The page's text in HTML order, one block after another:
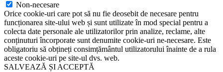
Non-necesare
Orice cookie-uri care pot să nu fie deosebit de necesare pentru
funcționarea site-ului web și sunt utilizate în mod special pentru a
colecta date personale ale utilizatorilor prin analize, reclame, alte
conținuturi încorporate sunt denumite cookie-uri ne-necesare. Este
obligatoriu să obțineți consimțământul utilizatorului înainte de a rula
aceste cookie-uri pe site-ul dvs. web.
SALVEAZĂ ȘI ACCEPTĂ